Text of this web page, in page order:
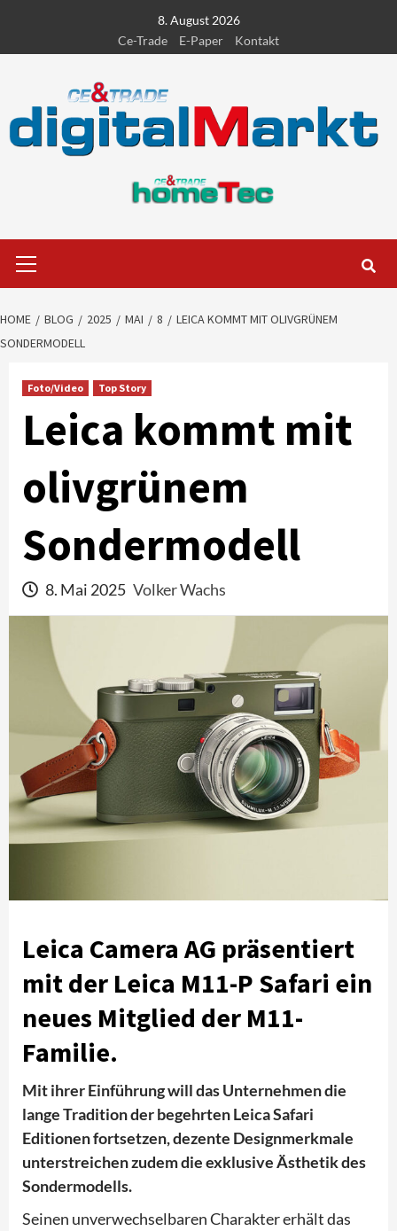
content
8. August 2026
Ce-Trade
E-Paper Kontakt
Menu
HOME BLOG 2025 MAI 8
LEICA KOMMT MIT OLIVGRÜNEM
SONDERMODELL
Foto/Video Top Story
Leica kommt mit
olivgrünem
Sondermodell
8. Mai 2025 Volker Wachs
Leica Camera AG präsentiert
mit der Leica M11-P Safari ein
neues Mitglied der M11-
Familie.
Mit ihrer Einführung will das Unternehmen die
lange Tradition der begehrten Leica Safari
Editionen fortsetzen, dezente Designmerkmale
unterstreichen zudem die exklusive Ästhetik des
Sondermodells.
Seinen unverwechselbaren Charakter erhält das